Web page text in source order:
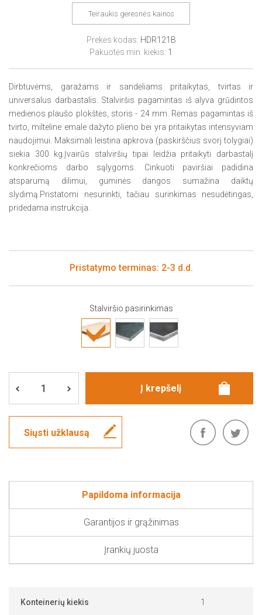
Teiraukis geresnės kainos
Prekės kodas: HDR121B
Pakuotės min. kiekis: 1
Dirbtuvėms, garažams ir sandėliams pritaikytas, tvirtas ir
universalus darbastalis. Stalviršis pagamintas iš alyva grūdintos
medienos plaušo plokštės, storis - 24 mm. Rėmas pagamintas iš
tvirto, milteline emale dažyto plieno bei yra pritaikytas intensyviam
naudojimui. Maksimali leistina apkrova (paskirščius svorį tolygiai)
siekia 300 kg.Įvairūs stalviršių tipai leidžia pritaikyti darbastalį
konkrečioms darbo sąlygoms. Cinkuoti paviršiai padidina
atsparumą dilimui, guminės dangos sumažina daiktų
slydimą.Pristatomi nesurinkti, tačiau surinkimas nesudėtingas,
pridedama instrukcija.
Pristatymo terminas: 2-3 d.d.
Stalviršio pasirinkimas
Siųsti užklausą
Papildoma informacija
Garantijos ir grąžinimas
Įrankių juosta
Konteinerių kiekis 1